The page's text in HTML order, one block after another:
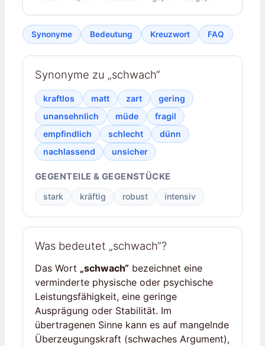
Synonyme Bedeutung Kreuzwort FAQ
Synonyme zu „schwach“
kraftlos matt zart
gering
unansehnlich
müde
fragil
empfindlich
schlecht
dünn
nachlassend
unsicher
GEGENTEILE & GEGENSTÜCKE
stark kräftig robust intensiv
Was bedeutet „schwach“?
Das Wort „schwach“ bezeichnet eine
verminderte physische oder psychische
Leistungsfähigkeit, eine geringe
Ausprägung oder Stabilität. Im
übertragenen Sinne kann es auf mangelnde
Überzeugungskraft (schwaches Argument),